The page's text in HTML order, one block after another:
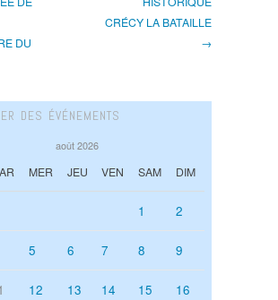
DU
CRÉCY LA BATAILLE
→
DES ÉVÉNEMENTS
août 2026
MER JEU VEN SAM DIM
1 2
5 6 7 8 9
12 13 14 15 16